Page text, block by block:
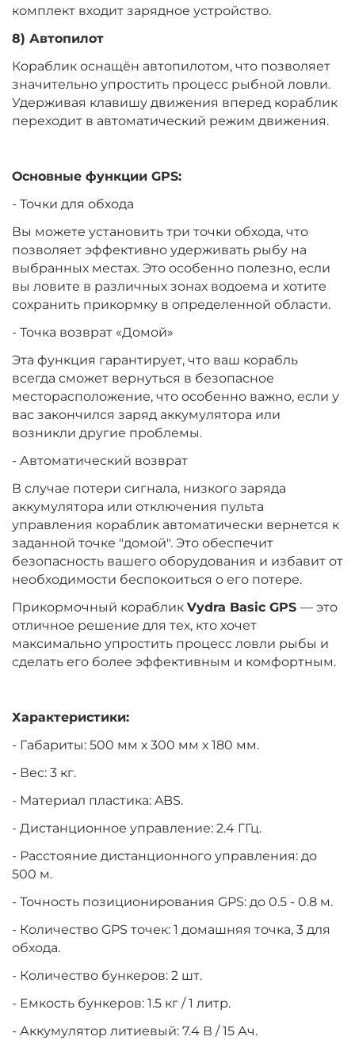
комплект входит зарядное устройство.
8) Автопилот
Кораблик оснащён автопилотом, что позволяет
значительно упростить процесс рыбной ловли.
Удерживая клавишу движения вперед кораблик
переходит в автоматический режим движения.
Основные функции GPS:
- Точки для обхода
Вы можете установить три точки обхода, что
позволяет эффективно удерживать рыбу на
выбранных местах. Это особенно полезно, если
вы ловите в различных зонах водоема и хотите
сохранить прикормку в определенной области.
- Точка возврат «Домой»
Эта функция гарантирует, что ваш корабль
всегда сможет вернуться в безопасное
месторасположение, что особенно важно, если у
вас закончился заряд аккумулятора или
возникли другие проблемы.
- Автоматический возврат
В случае потери сигнала, низкого заряда
аккумулятора или отключения пульта
управления кораблик автоматически вернется к
заданной точке "домой". Это обеспечит
безопасность вашего оборудования и избавит от
необходимости беспокоиться о его потере.
Прикормочный кораблик Vydra Basic GPS — это
отличное решение для тех, кто хочет
максимально упростить процесс ловли рыбы и
сделать его более эффективным и комфортным.
Характеристики:
- Габариты: 500 мм х 300 мм х 180 мм.
- Вес: 3 кг.
- Материал пластика: ABS.
- Дистанционное управление: 2.4 ГГц.
- Расстояние дистанционного управления: до
500 м.
- Точность позиционирования GPS: до 0.5 - 0.8 м.
- Количество GPS точек: 1 домашняя точка, 3 для
обхода.
- Количество бункеров: 2 шт.
- Емкость бункеров: 1.5 кг / 1 литр.
- Аккумулятор литиевый: 7.4 В / 15 Ач.